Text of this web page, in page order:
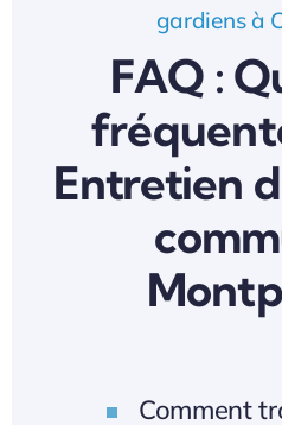
gardiens à
FAQ :
Entretien
Comment